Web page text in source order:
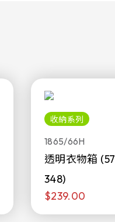
收納系列
1865/66H
透明衣物箱
348)
$239.00